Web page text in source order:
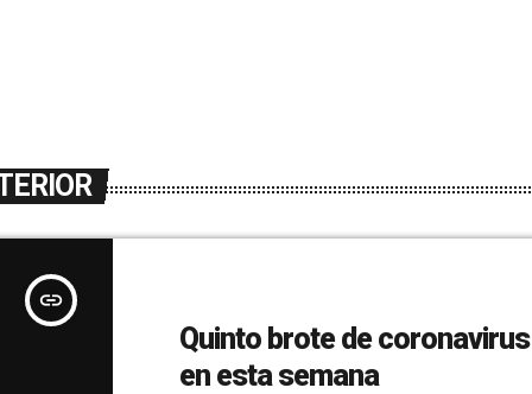
insert_link
Quinto brote de
en esta semana